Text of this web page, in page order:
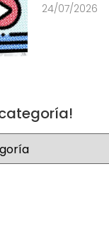
24/07/2026